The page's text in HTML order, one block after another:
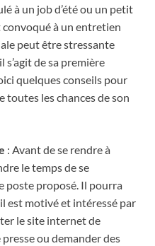
à un job d’été ou un petit
à un entretien
peut être stressante
de sa première
quelques conseils pour
toutes les chances de son
: Avant de se rendre à
le temps de se
poste proposé. Il pourra
est motivé et intéressé par
le site internet de
ou demander des